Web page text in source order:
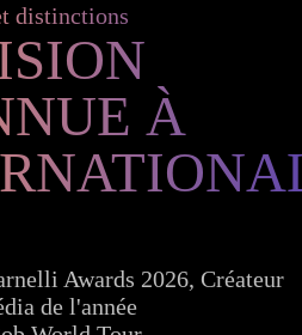
distinctions
À
Awards 2026, Créateur
de l'année